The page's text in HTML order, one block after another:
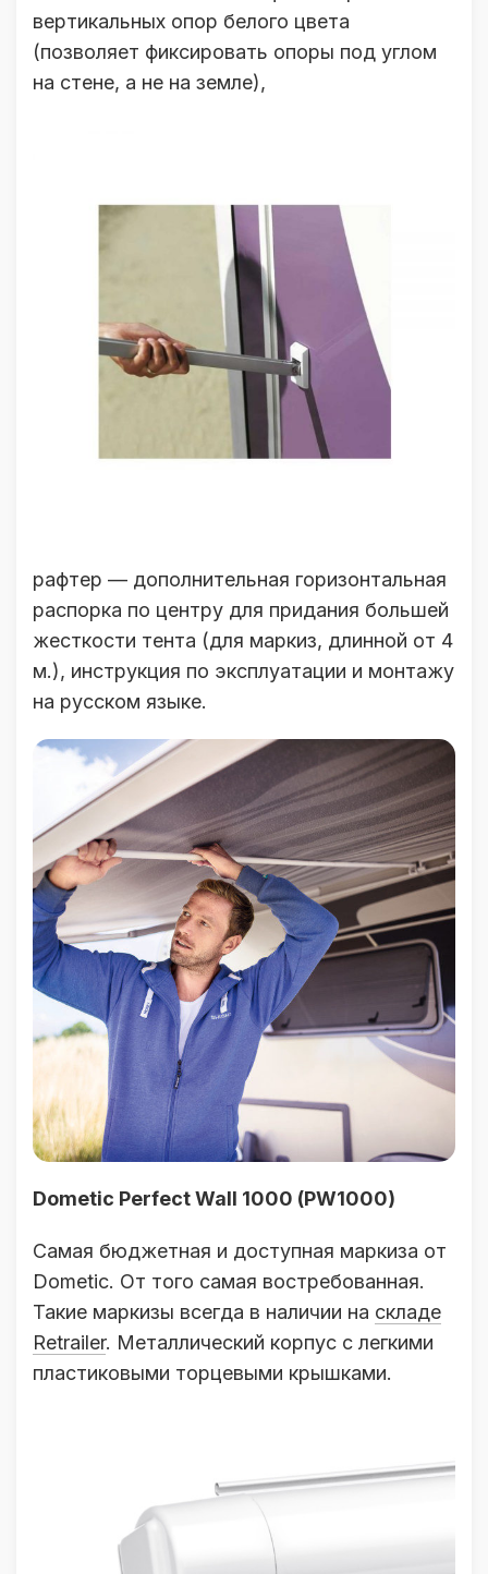
вертикальных опор белого цвета
(позволяет фиксировать опоры под углом
на стене, а не на земле),
рафтер — дополнительная горизонтальная
распорка по центру для придания большей
жесткости тента (для маркиз, длинной от 4
м.), инструкция по эксплуатации и монтажу
на русском языке.
Dometic Perfect Wall 1000 (PW1000)
Самая бюджетная и доступная маркиза от
Dometic. От того самая востребованная.
Такие маркизы всегда в наличии на складе
Retrailer. Металлический корпус с легкими
пластиковыми торцевыми крышками.